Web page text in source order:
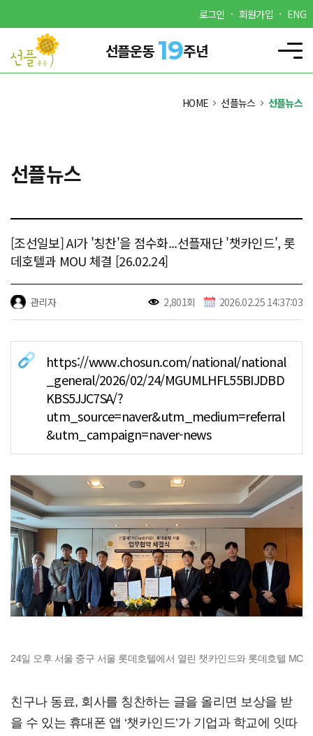
로그인 회원가입 ENG
선플운동 19주년
HOME 선플뉴스 선플뉴스
선플뉴스
[조선일보] AI가 '칭찬'을 점수화...선플재단 '챗카인드', 롯
데호텔과 MOU 체결 [26.02.24]
관리자 2,801회 2026.02.25 14:37:03
https://www.chosun.com/national/national
_general/2026/02/24/MGUMLHFL55BIJDBD
KBS5JJC7SA/?
utm_source=naver&utm_medium=referral
&utm_campaign=naver-news
24일 오후 서울 중구 서울 롯데호텔에서 열린 챗카인드와 롯데호텔
친구나 동료, 회사를 칭찬하는 글을 올리면 보상을 받
을 수 있는 휴대폰 앱 ‘챗카인드’가 기업과 학교에 잇따